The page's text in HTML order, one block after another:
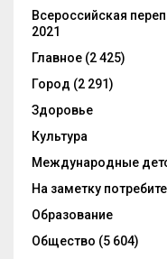
Всероссийская
2021
Главное (2 425)
Город (2 291)
Здоровье
Культура
Международные
На заметку
Образование
Общество (5 604)